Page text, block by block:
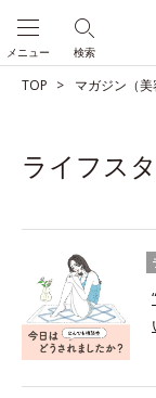
検索
メニュー
TOP マガジン（美
ライフス